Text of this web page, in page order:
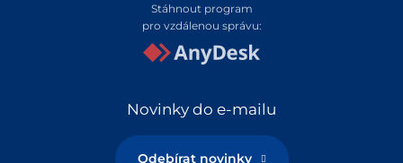
Stáhnout program
pro vzdálenou správu:
Novinky do e-mailu
Odebírat novinky